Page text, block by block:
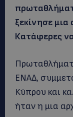
ξεκίνησε
Κατάφερες
ΕΝΑΔ,
Κύπρου και
ήταν η μια